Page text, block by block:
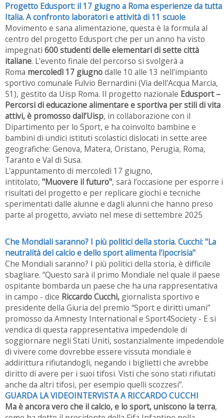
Progetto Edusport: il 17 giugno a Roma esperienze da tutta
Italia. A confronto laboratori e attività di 11 scuole
Movimento e sana alimentazione, questa è la formula al
centro del progetto Edusport che per un anno ha visto
impegnati 600 studenti delle elementari di sette città
italiane. L'evento finale del percorso si svolgerà a
Roma mercoledì 17 giugnodalle 10 alle 13 nell'impianto
sportivo comunale Fulvio Bernardini (Via dell'Acqua Marcia,
51), gestito da Uisp Roma. Il progetto nazionale Edusport –
Percorsi di educazione alimentare e sportiva per stili di vita
attivi, è promosso dall’Uisp, in collaborazione con il
Dipartimento per lo Sport, e ha coinvolto bambine e
bambini di undici istituti scolastici dislocati in sette aree
geografiche: Genova, Matera, Oristano, Perugia, Roma,
Taranto e Val di Susa.
L'appuntamento di mercoledì 17 giugno,
intitolato, "Muovere il futuro", sarà l’occasione per esporre i
risultati del progetto e per replicare giochi e tecniche
sperimentati dalle alunne e dagli alunni che hanno preso
parte al progetto, avviato nel mese di settembre 2025
Che Mondiali saranno? I più politici della storia. Cucchi: "La
neutralità del calcio e dello sport alimenta l'ipocrisia"
Che Mondiali saranno? I più politici della storia, è difficile
sbagliare. “Questo sarà il primo Mondiale nel quale il paese
ospitante bombarda un paese che ha una rappresentativa
in campo - dice Riccardo Cucchi, giornalista sportivo e
presidente della Giuria del premio “Sport e diritti umani”
promosso da Amnesty International e Sport4Society - E si
vendica di questa rappresentativa impedendole di
soggiornare negli Stati Uniti, sostanzialmente impedendole
di vivere come dovrebbe essere vissuta mondiale e
addirittura rifiutandogli, negando i biglietti che avrebbe
diritto di avere per i suoi tifosi. Visti che sono stati rifiutati
anche da altri tifosi, per esempio quelli scozzesi”.
GUARDA LA VIDEOINTERVISTA A RICCARDO CUCCHI
Ma è ancora vero che il calcio, e lo sport, uniscono la terra,